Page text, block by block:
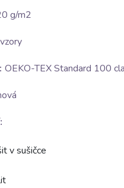
g/m2
OEKO-TEX Standard 100
v sušičce